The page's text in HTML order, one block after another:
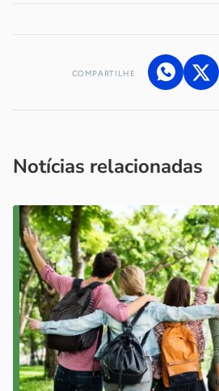
COMPARTILHE
Notícias relacionadas